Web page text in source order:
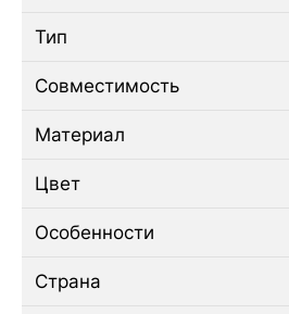
Тип
Совместимость
Материал
Цвет
Особенности
Страна